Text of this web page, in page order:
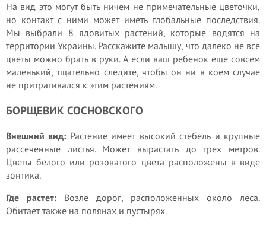
На вид это могут быть ничем не примечательные цветочки,
но контакт с ними может иметь глобальные последствия.
Мы выбрали 8 ядовитых растений, которые водятся на
территории Украины. Расскажите малышу, что далеко не все
цветы можно брать в руки. А если ваш ребенок еще совсем
маленький, тщательно следите, чтобы он ни в коем случае
не притрагивался к этим растениям.
БОРЩЕВИК СОСНОВСКОГО
Внешний вид: Растение имеет высокий стебель и крупные
рассеченные листья. Может вырастать до трех метров.
Цветы белого или розоватого цвета расположены в виде
зонтика.
Где растет: Возле дорог, расположенных около леса.
Обитает также на полянах и пустырях.